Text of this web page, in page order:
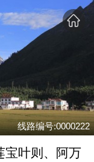
线路编号:0000222
宝叶则、阿万